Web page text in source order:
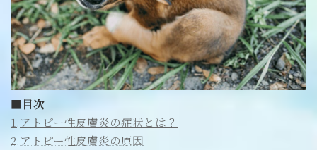
■目次
1.アトピー性皮膚炎の症状とは？
2.アトピー性皮膚炎の原因